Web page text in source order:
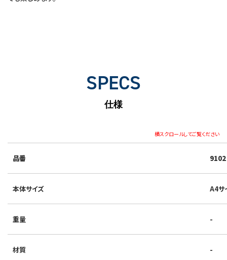
SPECS
仕様
横スクロールしてご覧ください
品番 9102
本体サイズ A4
重量 -
材質 -